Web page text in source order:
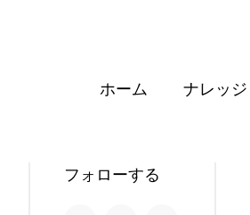
ホーム ナレッジ
フォローする